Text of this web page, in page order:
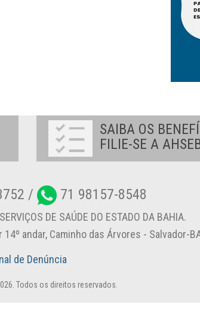
SAIBA OS
FILIE-SE A
/ 71 98157-8548
DE SAÚDE DO ESTADO DA BAHIA.
andar, Caminho das Árvores - Salvador-
de Denúncia
Todos os direitos reservados.